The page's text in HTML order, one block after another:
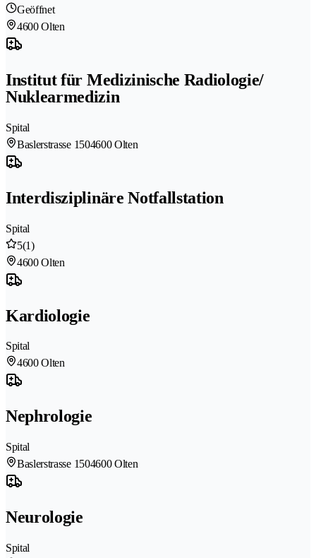
Geöffnet
4600 Olten
Institut für Medizinische Radiologie/
Nuklearmedizin
Spital
Baslerstrasse 1504600 Olten
Interdisziplinäre Notfallstation
Spital
5(1)
4600 Olten
Kardiologie
Spital
4600 Olten
Nephrologie
Spital
Baslerstrasse 1504600 Olten
Neurologie
Spital